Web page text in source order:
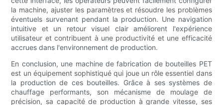
la machine, ajuster les paramètres et résoudre les problèmes
éventuels survenant pendant la production. Une navigation
intuitive et un retour visuel clair améliorent l'expérience
utilisateur et contribuent à une productivité et une efficacité
accrues dans l'environnement de production.
En conclusion, une machine de fabrication de bouteilles PET
est un équipement sophistiqué qui joue un rôle essentiel dans
la production de ces bouteilles. Grâce à ses systèmes de
chauffage performants, son mécanisme de moulage de
précision, sa capacité de production à grande vitesse, ses